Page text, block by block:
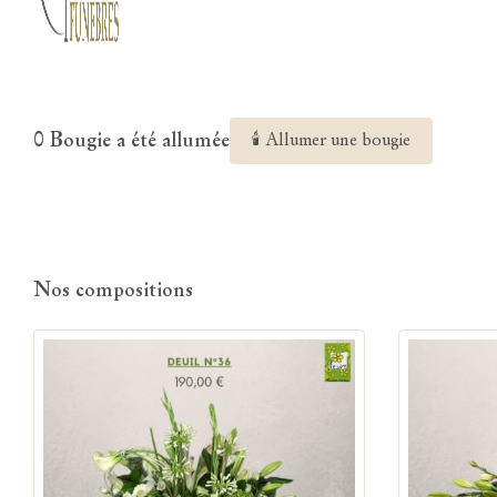
0 Bougie a été allumée 🕯 Allumer une bougie
Nos compositions